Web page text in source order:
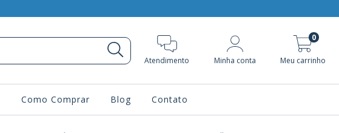
Atendimento Minha conta Meu carrinho
0
Como Comprar Blog Contato